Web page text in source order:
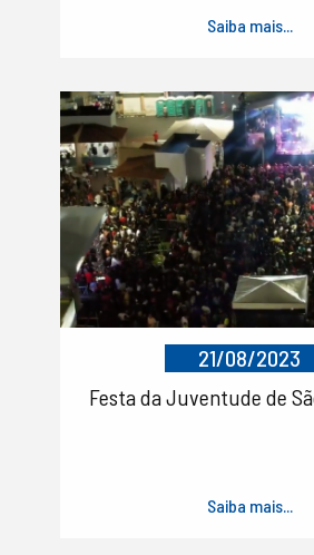
Saiba mais...
21/08/2023
Festa da Juventude de
Saiba mais...